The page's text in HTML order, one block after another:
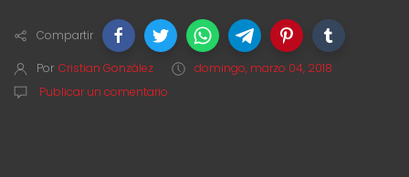
Compartir
Por Cristian González
domingo, marzo 04, 2018
Publicar un comentario